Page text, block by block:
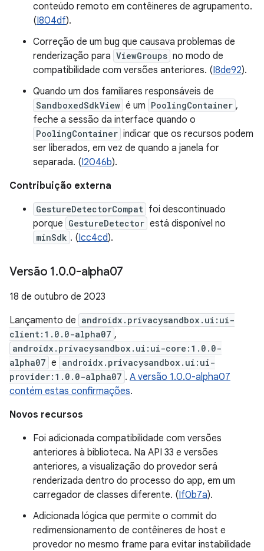
conteúdo remoto em contêineres de agrupamento.
(I804df).
Correção de um bug que causava problemas de
renderização para ViewGroups no modo de
compatibilidade com versões anteriores. (I8de92).
Quando um dos familiares responsáveis de
SandboxedSdkView é um PoolingContainer ,
feche a sessão da interface quando o
PoolingContainer indicar que os recursos podem
ser liberados, em vez de quando a janela for
separada. (I2046b).
Contribuição externa
GestureDetectorCompat foi descontinuado
porque GestureDetector está disponível no
minSdk . (Icc4cd).
Versão 1.0.0-alpha07
18 de outubro de 2023
Lançamento de androidx.privacysandbox.ui:ui-
client:1.0.0-alpha07 ,
androidx.privacysandbox.ui:ui-core:1.0.0-
alpha07 e androidx.privacysandbox.ui:ui-
provider:1.0.0-alpha07 . A versão 1.0.0-alpha07
contém estas confirmações.
Novos recursos
Foi adicionada compatibilidade com versões
anteriores à biblioteca. Na API 33 e versões
anteriores, a visualização do provedor será
renderizada dentro do processo do app, em um
carregador de classes diferente. (If0b7a).
Adicionada lógica que permite o commit do
redimensionamento de contêineres de host e
provedor no mesmo frame para evitar instabilidade